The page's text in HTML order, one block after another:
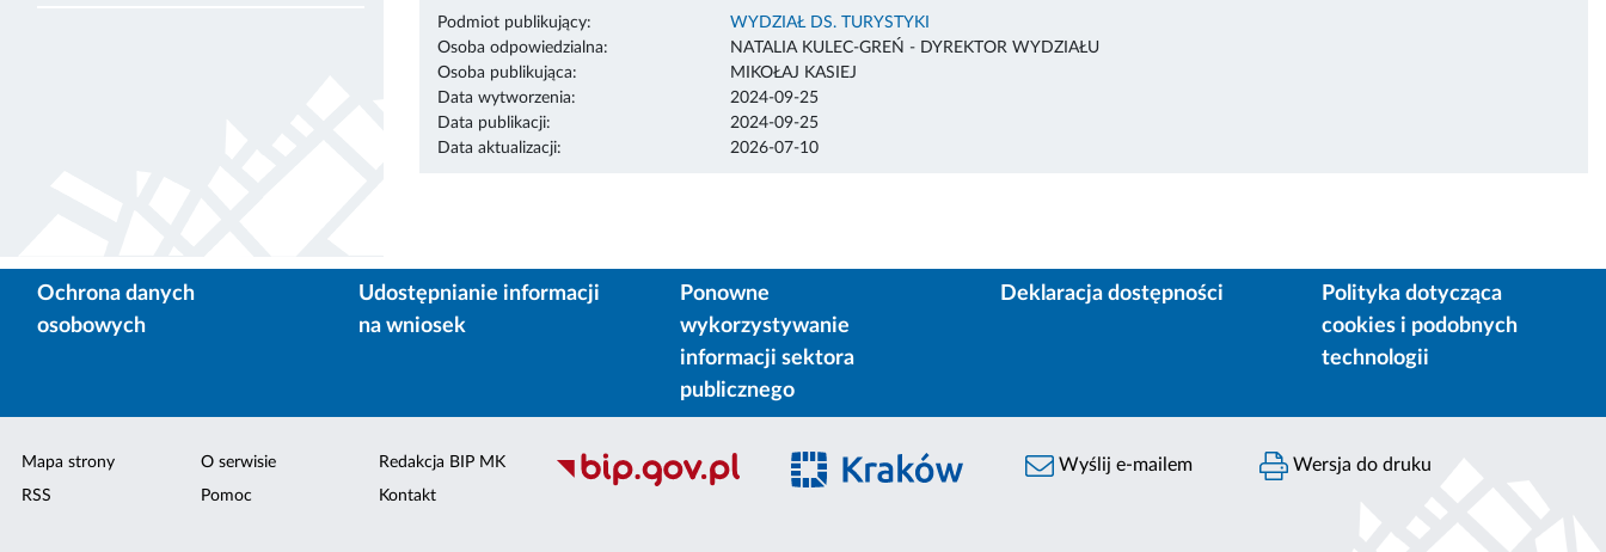
Podmiot publikujący:
WYDZIAŁ DS. TURYSTYKI
Osoba odpowiedzialna:
NATALIA KULEC-GREŃ - DYREKTOR WYDZIAŁU
Osoba publikująca:
MIKOŁAJ KASIEJ
Data wytworzenia:
2024-09-25
Data publikacji:
2024-09-25
Data aktualizacji:
2026-07-10
Ochrona danych
osobowych
Udostępnianie informacji
na wniosek
Ponowne
wykorzystywanie
informacji sektora
publicznego
Deklaracja dostępności
Polityka dotycząca
cookies i podobnych
technologii
Mapa strony
RSS
O serwisie
Pomoc
Redakcja BIP MK
Kontakt
Wyślij e-mailem Wersja do druku